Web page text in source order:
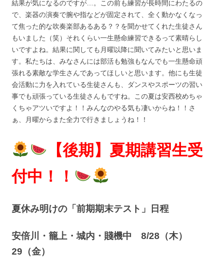
結果が気になるのですが…。この前も練習が長時間にわたるの
で、楽器の演奏で腕や指などが固定されて、全く動かなくなっ
て焦った的な吹奏楽部あるある？？を聞かせてくれた生徒さん
もいました（笑）それくらい一生懸命練習できるって素晴らし
いですよね。結果に関しても月曜以降に聞いてみたいと思いま
す。私たちは、みなさんには部活も勉強もなんでも一生懸命頑
張れる素敵な学生さんであってほしいと思います。他にも生徒
会活動に力を入れている生徒さんも、ダンスやスポーツの習い
事でも頑張っている生徒さんもですね。この夏は安西校めちゃ
くちゃアツいですよ！！みんなのやる気も凄いからね！！さ
ぁ、月曜からまた全力で行きましょうね！！
【後期】夏期講習生受
付中！！
夏休み明けの「前期期末テスト」日程
安倍川・籠上・城内・賤機中 8/28（木）
29（金）